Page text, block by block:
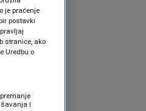
je praćenje
postavki
stranice, ako
Uredbu o
i